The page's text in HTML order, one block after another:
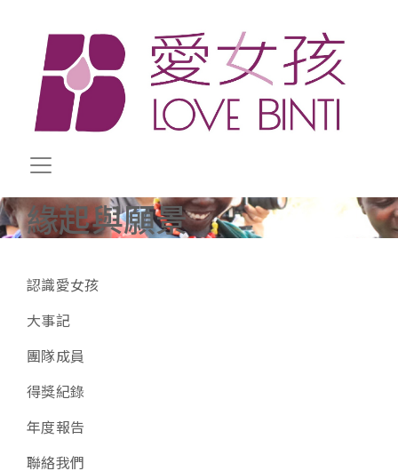
緣起與願景
關於我們子選單
認識愛女孩
大事記
團隊成員
得獎紀錄
年度報告
聯絡我們